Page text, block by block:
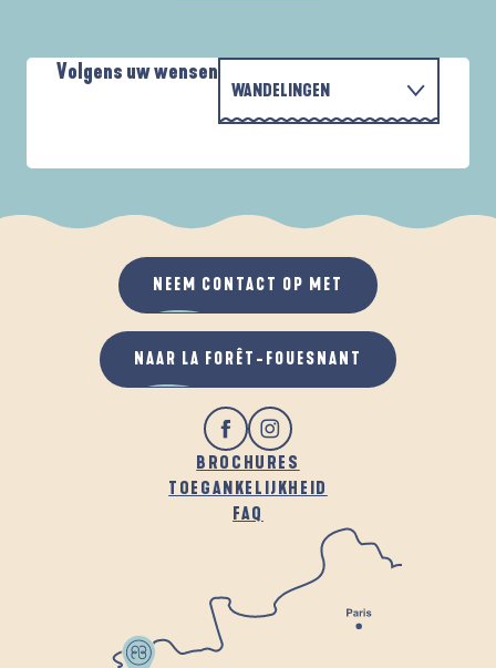
Volgens uw wensen
WANDELINGEN
ALS HET REGENT
IN DE FRISSE LUCHT
BROCHURES
TOEGANKELIJKHEID
FAQ
NEEM CONTACT OP MET
NAAR LA FORÊT-FOUESNANT